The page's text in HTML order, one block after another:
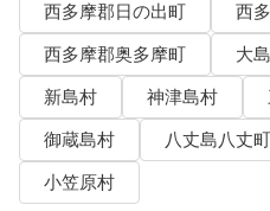
西多摩郡日の出町
西
西多摩郡奥多摩町
大
新島村
神津島村
御蔵島村
八丈島八丈町
小笠原村